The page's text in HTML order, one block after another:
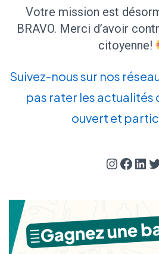
Votre mission est
BRAVO. Merci d’avoir
citoyenne!
Suivez-nous sur nos
pas rater les
ouvert et